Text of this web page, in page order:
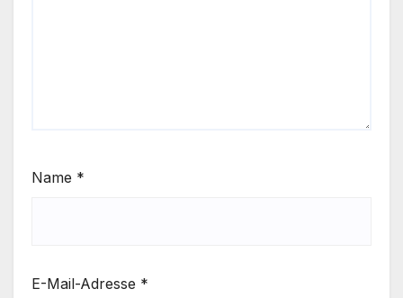
Name *
E-Mail-Adresse *